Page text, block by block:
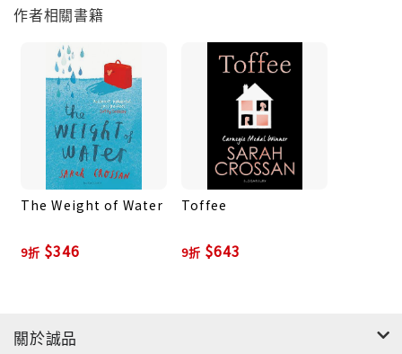
要不被悲傷和孤單淹沒，還有很多別的方法……
作者相關書籍
The Weight of Water
9折 $346
Toffee
9折 $643
關於誠品